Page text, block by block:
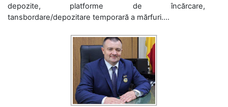
depozite, platforme de încărcare,
tansbordare/depozitare temporară a mărfuri....